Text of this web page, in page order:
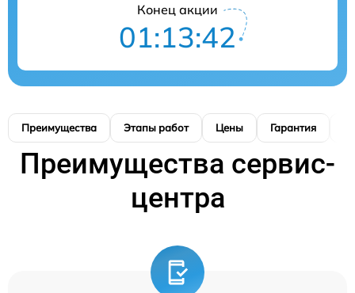
Конец акции
01:13:41
Преимущества Этапы работ Цены Гарантия
Преимущества сервис-
центра